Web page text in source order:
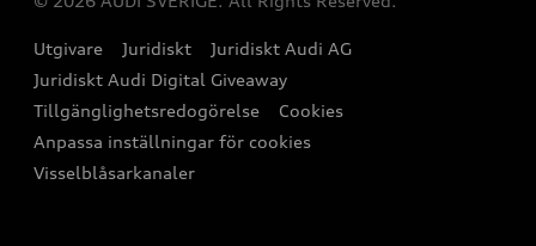
Provkörning
Vanliga frågor
Pressmeddelanden
Nyhetsbrev
Vårt hållbarhetsarbete
Utgivare Juridiskt
Juridiskt Audi AG
Juridiskt Audi Digital Giveaway
Tillgänglighetsredogörelse
Cookies
Anpassa inställningar för cookies
Visselblåsarkanaler